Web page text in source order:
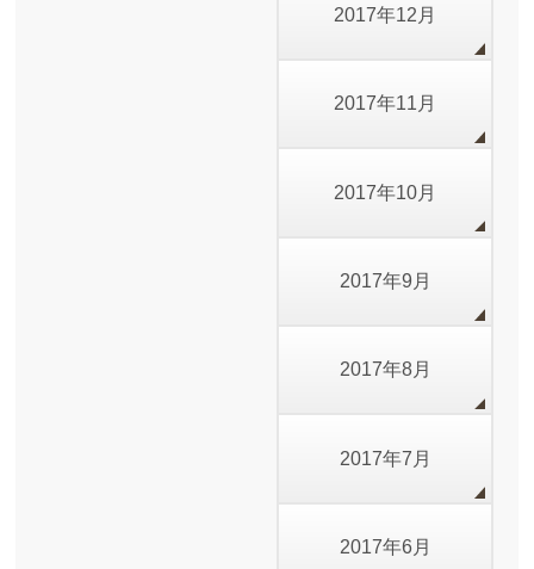
2017年12月
2017年11月
2017年10月
2017年9月
2017年8月
2017年7月
2017年6月